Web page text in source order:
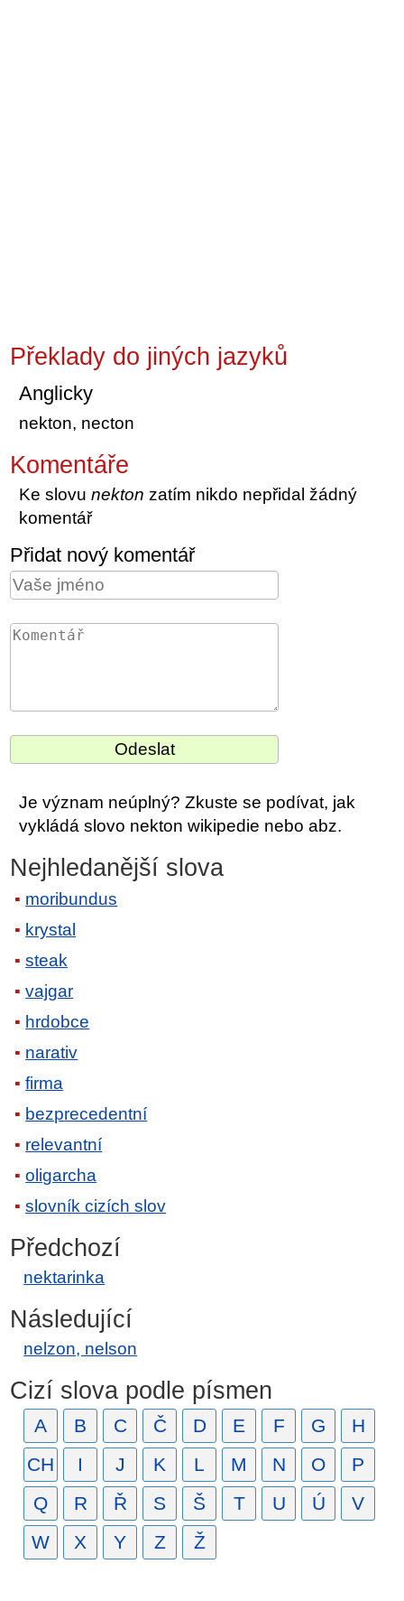
Překlady do jiných jazyků
Anglicky
nekton, necton
Komentáře
Ke slovunekton zatím nikdo nepřidal žádný
komentář
Přidat nový komentář
Je význam neúplný? Zkuste se podívat, jak
vykládá slovo nekton wikipedie nebo abz.
Nejhledanější slova
moribundus
krystal
steak
vajgar
hrdobce
narativ
firma
bezprecedentní
relevantní
oligarcha
slovník cizích slov
Předchozí
nektarinka
Následující
nelzon, nelson
Cizí slova podle písmen
A B C Č D E F G
H
CH
I J K L M N O
P
Q
R Ř S Š T U Ú
V
W
X Y Z Ž